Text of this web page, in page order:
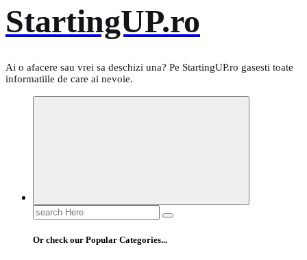
StartingUP.ro
Ai o afacere sau vrei sa deschizi una? Pe StartingUP.ro gasesti toate
informatiile de care ai nevoie.
Search
for:
Or check our Popular Categories...